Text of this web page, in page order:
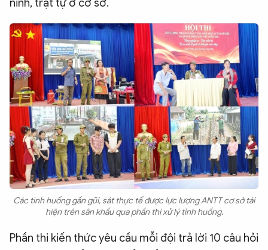
ninh, trật tự ở cơ sở.
Các tình huống gần gũi, sát thực tế được lực lượng ANTT cơ sở tái
hiện trên sân khấu qua phần thi xử lý tình huống.
Phần thi kiến thức yêu cầu mỗi đội trả lời 10 câu hỏi